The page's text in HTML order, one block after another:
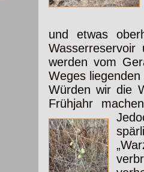
und etwas
werden vom
Weges
Würden wir die
Frühjahr